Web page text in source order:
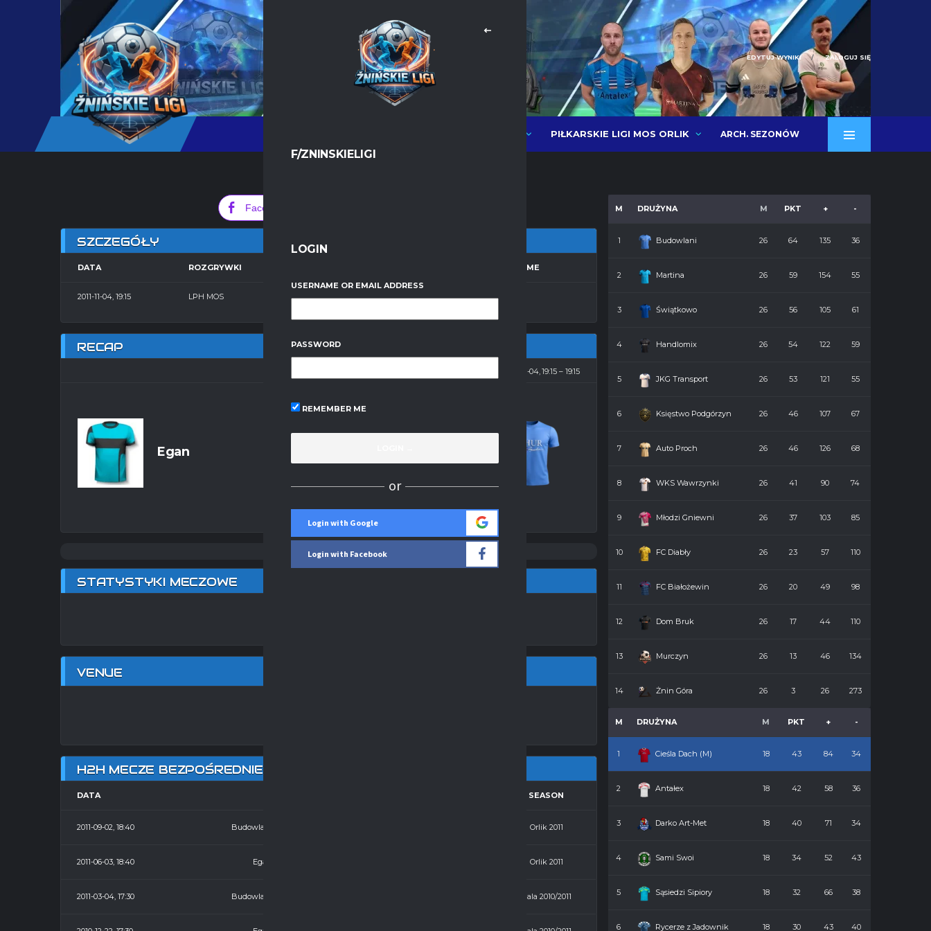
EDYTUJ WYNIKI ZALOGUJ SIĘ
PIŁKARSKIE LIGI MOS ORLIK ARCH. SEZONÓW
F/ZNINSKIELIGI
LOGIN
USERNAME OR EMAIL ADDRESS
PASSWORD
REMEMBER ME
or
Login with Google
Login with Facebook
Facebook
SZCZEGÓŁY
DATA ROZGRYWKI FULL TIME
2011-11-04, 19:15 LPH MOS Hala 2011/2012 1 30'
RECAP
2011-11-04, 19:15 19:15
Egan
Wynik
STATYSTYKI MECZOWE
VENUE
H2H MECZE BEZPOŚREDNIE
DATA SEASON
2011-09-02, 18:40 Budowlani Orlik 2011
2011-06-03, 18:40 Egan Orlik 2011
2011-03-04, 17:30 Budowlani Hala 2010/2011
M DRUŻYNA M PKT + -
1 Budowlani 26 64 135 36
2 Martina 26 59 154 55
3 Świątkowo 26 56 105 61
4 Handlomix 26 54 122 59
5 JKG Transport 26 53 121 55
6 Księstwo Podgórzyn 26 46 107 67
7 Auto Proch 26 46 126 68
8 WKS Wawrzynki 26 41 90 74
9 Młodzi Gniewni 26 37 103 85
10 FC Diabły 26 23 57 110
11 FC Białożewin 26 20 49 98
12 Dom Bruk 26 17 44 110
13 Murczyn 26 13 46 134
14 Żnin Góra 26 3 26 273
M DRUŻYNA M PKT + -
1 Cieśla Dach (M) 18 43 84 34
2 Antałex 18 42 58 36
3 Darko Art-Met 18 40 71 34
4 Sami Swoi 18 34 52 43
5 Sąsiedzi Sipiory 18 32 66 38
6 Rycerze z Jadownik 18 30 43 40